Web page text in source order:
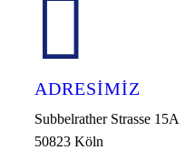
ADRESIMIZ
Subbelrather Strasse 15A
50823 Köln